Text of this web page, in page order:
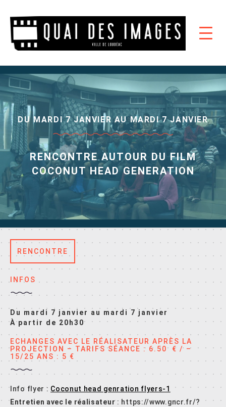
DU MARDI 7 JANVIER AU MARDI 7 JANVIER
RENCONTRE AUTOUR DU FILM
COCONUT HEAD GENERATION
RENCONTRE
INFOS
Du mardi 7 janvier au mardi 7 janvier
À partir de 20h30
ECHANGES AVEC LE RÉALISATEUR APRÈS LA
PROJECTION – TARIFS SÉANCE : 6.50 € / –
15/25 ANS : 5 €
Info flyer : Coconut head genration flyers-1
Entretien avec le réalisateur: https://www.gncr.fr/?